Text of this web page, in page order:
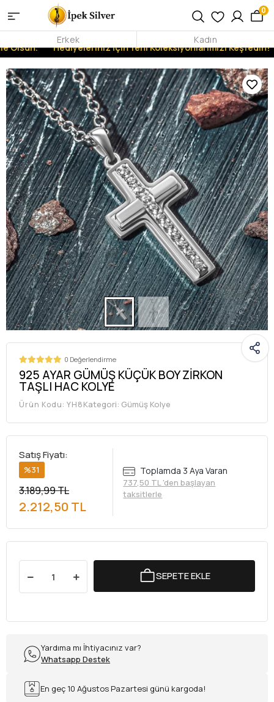
Olsun. Hediyeleriniz İçin Yeni Koleksiyonlarımızı Keşfedin!
0
Erkek Kadın
0 Değerlendirme
925 AYAR GÜMÜŞ KÜÇÜK BOY ZİRKON
TAŞLI HAC KOLYE
Ürün Kodu: YH8Kategori: Gümüş Kolye
Satış Fiyatı:
%31
3.189,99 TL
2.212,50 TL
Toplamda 3 Aya Varan
737,50 TL 'den başlayan
taksitlerle
SEPETE EKLE
Yardıma mı İhtiyacınız var?
Whatsapp Destek
En geç 10 Ağustos Pazartesi günü kargoda!